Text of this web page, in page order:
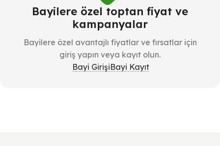
Bayilere özel toptan fiyat ve
kampanyalar
Bayilere özel avantajlı fiyatlar ve fırsatlar için
giriş yapın veya kayıt olun.
Bayi GirişiBayi Kayıt